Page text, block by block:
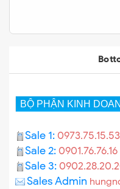
BỘ PHẬN KINH
Sale 1: 0973.75.15.53
Sale 2: 0901.76.76.16
Sale 3:
Sales Admin